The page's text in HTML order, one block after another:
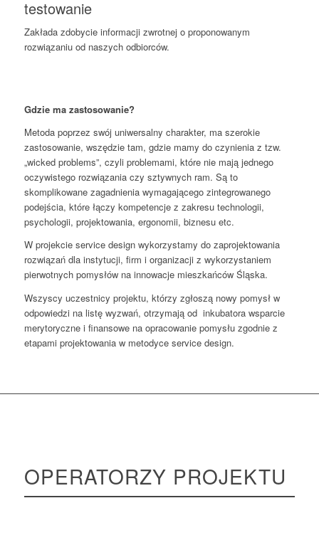
testowanie
Zakłada zdobycie informacji zwrotnej o proponowanym
rozwiązaniu od naszych odbiorców.
Gdzie ma zastosowanie?
Metoda poprzez swój uniwersalny charakter, ma szerokie
zastosowanie, wszędzie tam, gdzie mamy do czynienia z tzw.
„wicked problems”, czyli problemami, które nie mają jednego
oczywistego rozwiązania czy sztywnych ram. Są to
skomplikowane zagadnienia wymagającego zintegrowanego
podejścia, które łączy kompetencje z zakresu technologii,
psychologii, projektowania, ergonomii, biznesu etc.
W projekcie service design wykorzystamy do zaprojektowania
rozwiązań dla instytucji, firm i organizacji z wykorzystaniem
pierwotnych pomysłów na innowacje mieszkańców Śląska.
Wszyscy uczestnicy projektu, którzy zgłoszą nowy pomysł w
odpowiedzi na listę wyzwań, otrzymają od inkubatora wsparcie
merytoryczne i finansowe na opracowanie pomysłu zgodnie z
etapami projektowania w metodyce service design.
OPERATORZY PROJEKTU